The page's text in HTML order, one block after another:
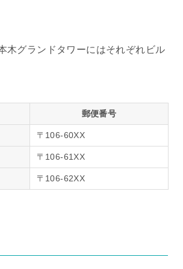
木グランドタワーにはそれぞれビル
郵便番号
〒106-60XX
〒106-61XX
〒106-62XX